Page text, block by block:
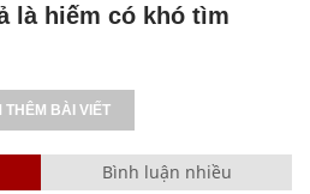
là hiếm có khó tìm
THÊM BÀI VIẾT
Bình luận nhiều